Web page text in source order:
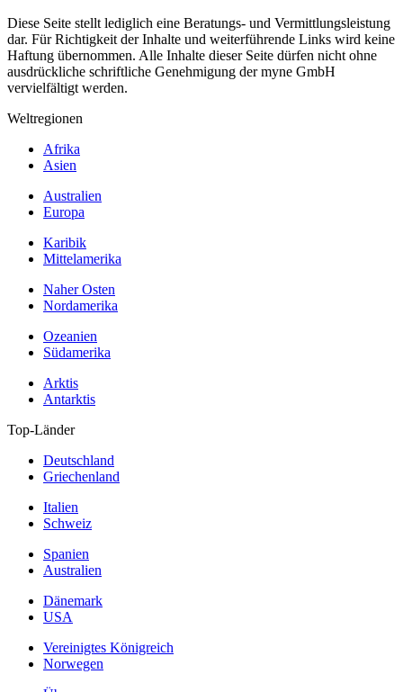
Diese Seite stellt lediglich eine Beratungs- und Vermittlungsleistung
dar. Für Richtigkeit der Inhalte und weiterführende Links wird keine
Haftung übernommen. Alle Inhalte dieser Seite dürfen nicht ohne
ausdrückliche schriftliche Genehmigung der myne GmbH
vervielfältigt werden.
Weltregionen
Afrika
Asien
Australien
Europa
Karibik
Mittelamerika
Naher Osten
Nordamerika
Ozeanien
Südamerika
Arktis
Antarktis
Top-Länder
Deutschland
Griechenland
Italien
Schweiz
Spanien
Australien
Dänemark
USA
Vereinigtes Königreich
Norwegen